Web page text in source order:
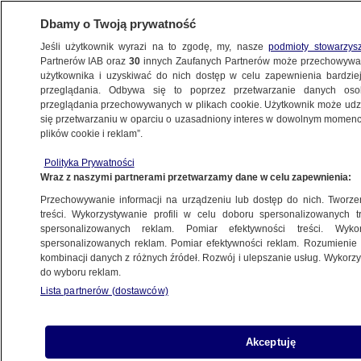
BIZNES
Z KRAJU
firmę z Pomorza
27.09.2023, 07:59
Udostępnij
Dbamy o Twoją prywatność
Jeśli użytkownik wyrazi na to zgodę, my, naszepodmioty
Partnerów IAB oraz30 innych Zaufanych Partnerów może
użytkownika i uzyskiwać do nich dostęp w celu zapewnienia
przeglądania. Odbywa się to poprzez przetwarzanie danych
przeglądania przechowywanych w plikach cookie. Użytkownik może
się przetwarzaniu w oparciu o uzasadniony interes w dowolnym
plików cookie i reklam”.
Polityka Prywatności
Wraz z naszymi partnerami przetwarzamy dane w celu zapewnienia:
Przechowywanie informacji na urządzeniu lub dostęp do nich.
treści. Wykorzystywanie profili w celu doboru spersonalizowanych
spersonalizowanych reklam. Pomiar efektywności treści.
spersonalizowanych reklam. Pomiar efektywności reklam.
kombinacji danych z różnych źródeł. Rozwój i ulepszanie usług.
do wyboru reklam.
Lista partnerów (dostawców)
Akceptuję